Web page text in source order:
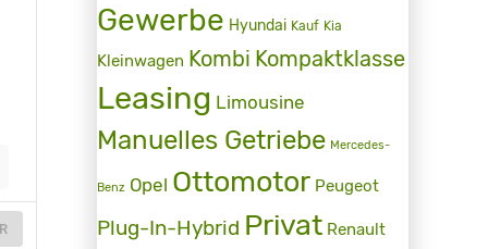
Gewerbe Hyundai Kauf Kia
Kleinwagen Kombi Kompaktklasse
Leasing Limousine
Manuelles Getriebe Mercedes-
Benz Opel Ottomotor Peugeot
Plug-In-Hybrid Privat Renault